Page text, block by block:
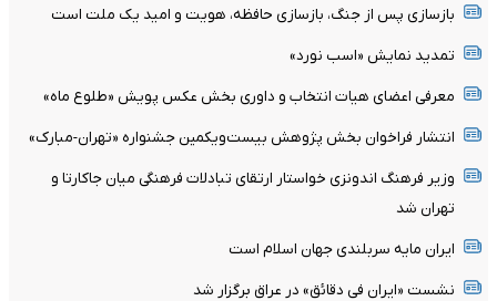
بازسازی پس از جنگ، بازسازی حافظه، هویت و امید یک ملت است
تمدید نمایش «اسب نورد»
معرفی اعضای هیات انتخاب و داوری بخش عکس پویش «طلوع ماه»
انتشار فراخوان بخش پژوهش بیست‌ویکمین جشنواره «تهران-مبارک»
وزیر فرهنگ اندونزی خواستار ارتقای تبادلات فرهنگی میان جاکارتا و
تهران شد
ایران مایه سربلندی جهان اسلام است
نشست «ایران فی دقائق» در عراق برگزار شد